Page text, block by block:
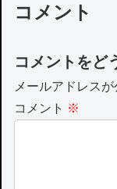
コメント
コメントをど
メールアドレス
コメント ※